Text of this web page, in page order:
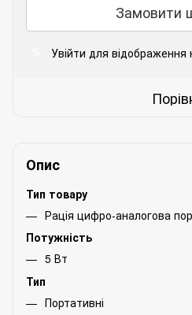
Замовити
Увійти для відображення
Опис
Тип товару
Рація цифро-аналогова
Потужність
5 Вт
Тип
Портативні